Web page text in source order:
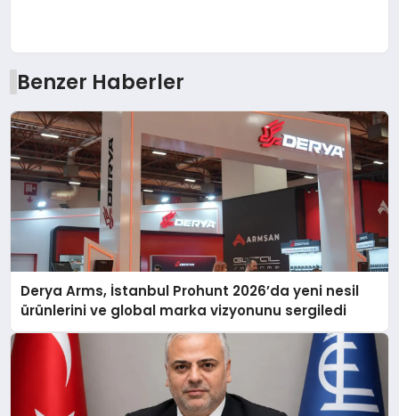
Benzer Haberler
Derya Arms, İstanbul Prohunt 2026’da yeni nesil
ürünlerini ve global marka vizyonunu sergiledi